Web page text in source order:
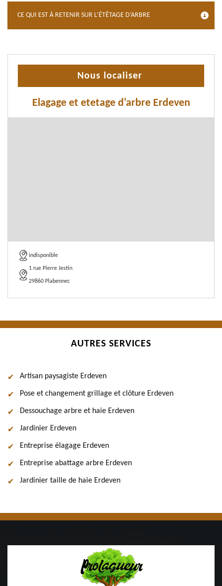
CE QUI EST À RETENIR SUR L’ÉTÊTAGE D’ARBRE
Nous localiser
Elagage et etetage d'arbre Erdeven
indisponible
1 rue Pierre Jestin
29860 Plabennec
AUTRES SERVICES
Artisan paysagiste Erdeven
Pose et changement grillage et clôture Erdeven
Dessouchage arbre et haie Erdeven
Jardinier Erdeven
Entreprise élagage Erdeven
Entreprise abattage arbre Erdeven
Jardinier taille de haie Erdeven